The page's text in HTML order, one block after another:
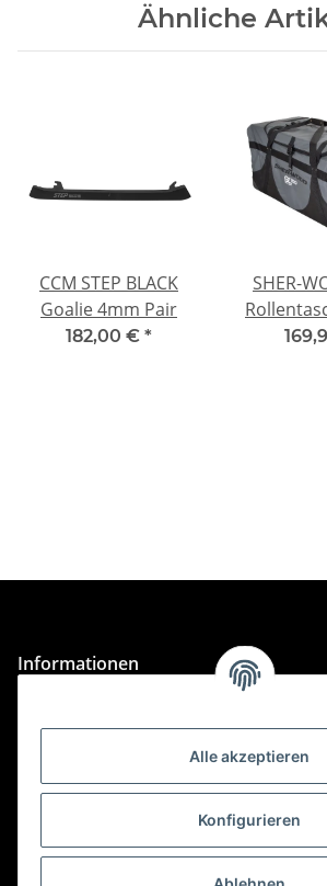
Alle akzeptieren
Konfigurieren
Ähnliche
CCM STEP BLACK
Goalie 4mm Pair
182,00 € *
SHER-
Informationen
Gesetzliche Informationen
Kategorien
Für Custom Anfragen und Custom